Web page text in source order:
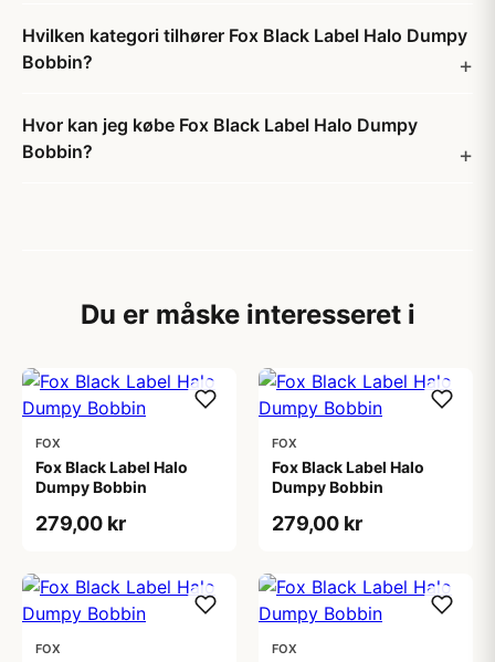
Hvilken kategori tilhører Fox Black Label Halo Dumpy
Bobbin?
Hvor kan jeg købe Fox Black Label Halo Dumpy
Bobbin?
Du er måske interesseret i
FOX
Fox Black Label Halo
Dumpy Bobbin
279,00 kr
FOX
Fox Black Label Halo
Dumpy Bobbin
279,00 kr
FOX FOX